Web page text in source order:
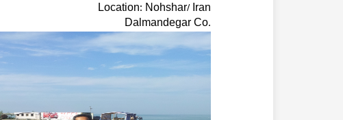
Location: Nohshar/ Iran
Dalmandegar Co.